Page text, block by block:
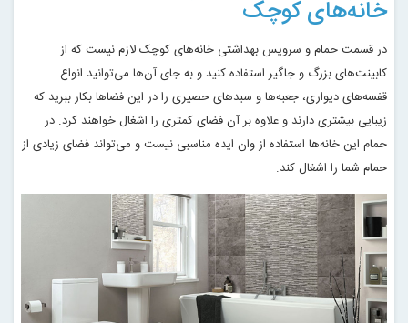
خانه‌های کوچک
در قسمت حمام و سرویس بهداشتی خانه‌های کوچک لازم نیست که از
کابینت‌های بزرگ و جاگیر استفاده کنید و به جای آن‌ها می‌توانید انواع
قفسه‌های دیواری، جعبه‌ها و سبدهای حصیری را در این فضاها بکار ببرید که
زیبایی بیشتری دارند و علاوه بر آن فضای کمتری را اشغال خواهند کرد. در
حمام این خانه‌ها استفاده از وان ایده مناسبی نیست و می‌تواند فضای زیادی از
حمام شما را اشغال کند.